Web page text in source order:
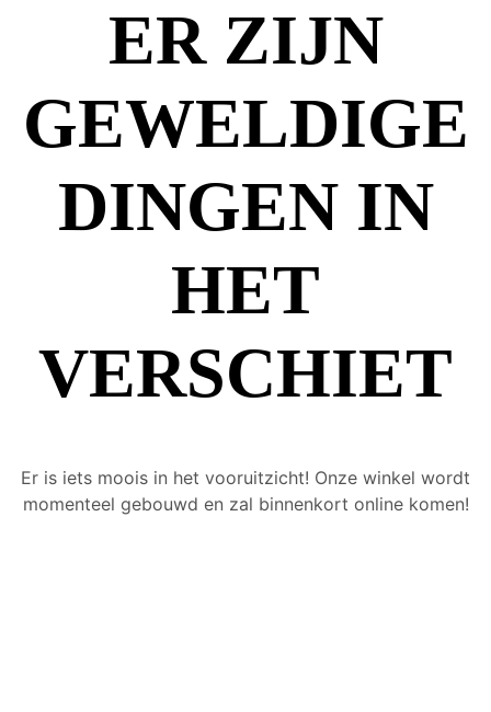
ER ZIJN
GEWELDIGE
DINGEN IN
HET
VERSCHIET
Er is iets moois in het vooruitzicht! Onze winkel wordt
momenteel gebouwd en zal binnenkort online komen!